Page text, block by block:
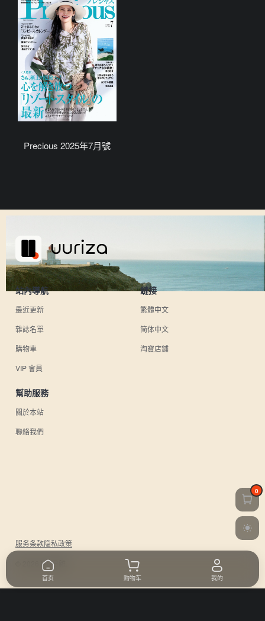
Precious 2025年7月號
站內導航
最近更新
雜誌名單
購物車
VIP 會員
鏈接
繁體中文
简体中文
淘寶店鋪
幫助服務
關於本站
聯絡我們
服务条款隐私政策
© 2026 UU日雜.
0
首页 购物车 我的